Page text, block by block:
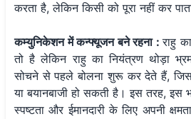
करता है, लेकिन किसी को पूरा नहीं कर
कम्युनिकेशन में कन्फ्यूजन बने रहना :राहु
तो है लेकिन राहु का नियंत्रण थोड़ा
सोचने से पहले बोलना शुरू कर देते हैं,
या बयानबाजी हो सकती है। इस तरह, इस
स्पष्टता और ईमानदारी के लिए अपनी